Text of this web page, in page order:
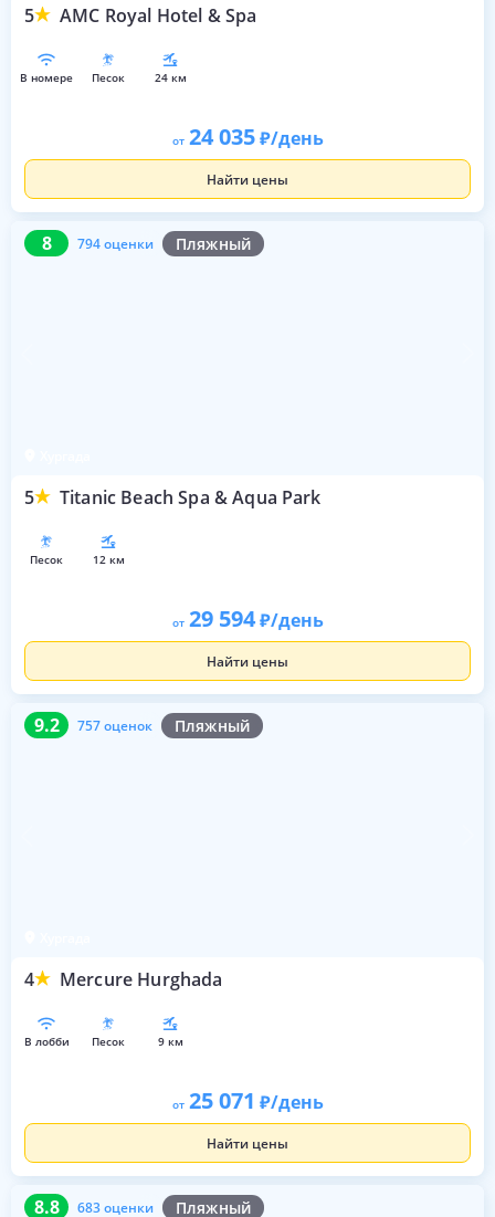
5 AMC Royal Hotel & Spa
в номере песок 24 км
от 24 035 /день
Найти цены
8 794 оценки Пляжный
5 Titanic Beach Spa & Aqua Park
8 794 оценки
песок 12 км
от 29 594 /день
Найти цены
9.2 757 оценок Пляжный
4 Mercure Hurghada
9.2 757 оценок
в лобби песок 9 км
от 25 071 /день
Найти цены
8.8 683 оценки Пляжный
8.8 683 оценки